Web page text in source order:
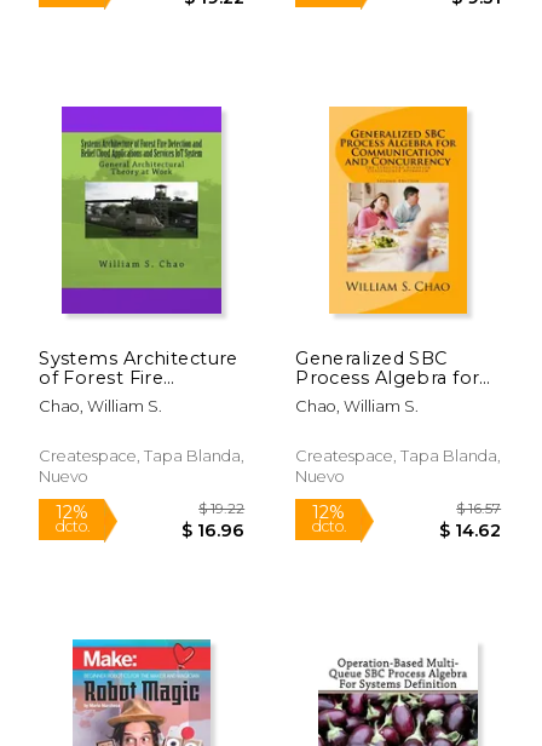
dcto. $ 19.72
6%
dcto.
Systems Architecture
of Forest Fire
Detection and Relief
Cloud Applications
System: General
Architectural Theory
Chao, William S.
Createspace, Tapa Blanda,
Nuevo
Generalized SBC
Process Algebra for
Communication and
Concurrency: The
Coalescence
Approach (en Inglés)
Chao, William S.
Createspace, Tapa Blanda,
Nuevo